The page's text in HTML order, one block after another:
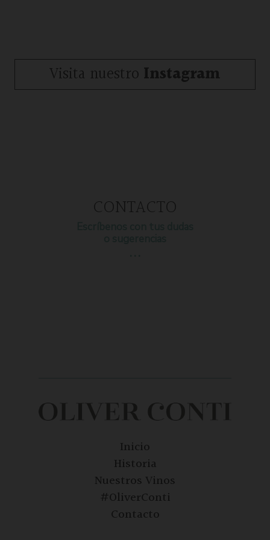
Visita nuestro Instagram
CONTACTO
Inicio
Historia
Nuestros Vinos
#OliverConti
Contacto